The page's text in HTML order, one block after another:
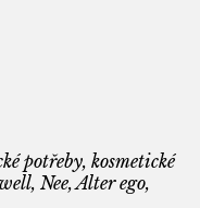
potřeby, kosmetické
Nee, Alter ego,